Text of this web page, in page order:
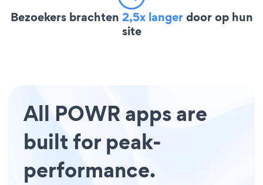
Bezoekers brachten 2,5x langerdoor op hun
site
All POWR apps are
built for peak-
performance.